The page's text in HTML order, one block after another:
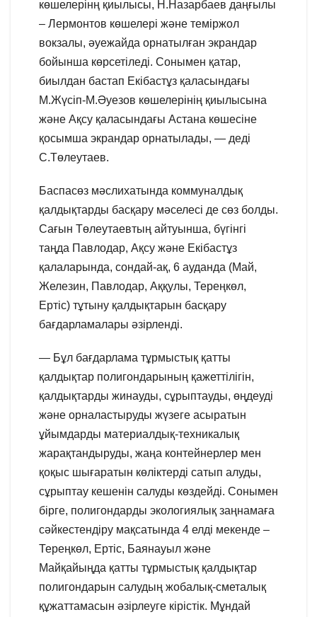
көшелерінң қиылысы, Н.Назарбаев даңғылы
– Лермонтов көшелері және теміржол
вокзалы, әуежайда орнатылған экрандар
бойынша көрсетіледі. Сонымен қатар,
биылдан бастап Екібастұз қаласындағы
М.Жүсіп-М.Әуезов көшелерінің қиылысына
және Ақсу қаласындағы Астана көшесіне
қосымша экрандар орнатылады, — деді
С.Төлеутаев.
Баспасөз мәслихатында коммуналдық
қалдықтарды басқару мәселесі де сөз болды.
Сағын Төлеутаевтың айтуынша, бүгінгі
таңда Павлодар, Ақсу және Екібастұз
қалаларында, сондай-ақ, 6 ауданда (Май,
Железин, Павлодар, Аққулы, Тереңкөл,
Ертіс) тұтыну қалдықтарын басқару
бағдарламалары әзірленді.
— Бұл бағдарлама тұрмыстық қатты
қалдықтар полигондарының қажеттілігін,
қалдықтарды жинауды, сұрыптауды, өңдеуді
және орналастыруды жүзеге асыратын
ұйымдарды материалдық-техникалық
жарақтандыруды, жаңа контейнерлер мен
қоқыс шығаратын көліктерді сатып алуды,
сұрыптау кешенін салуды көздейді. Сонымен
бірге, полигондарды экологиялық заңнамаға
сәйкестендіру мақсатында 4 елді мекенде –
Тереңкөл, Ертіс, Баянауыл және
Майқайыңда қатты тұрмыстық қалдықтар
полигондарын салудың жобалық-сметалық
құжаттамасын әзірлеуге кірістік. Мұндай